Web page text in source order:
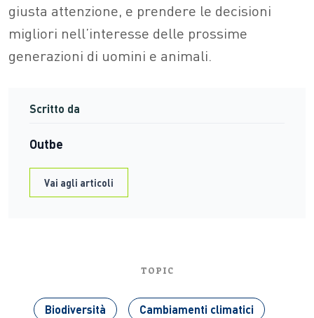
giusta attenzione, e prendere le decisioni
migliori nell’interesse delle prossime
generazioni di uomini e animali.
Scritto da
Outbe
Vai agli articoli
TOPIC
Biodiversità Cambiamenti climatici